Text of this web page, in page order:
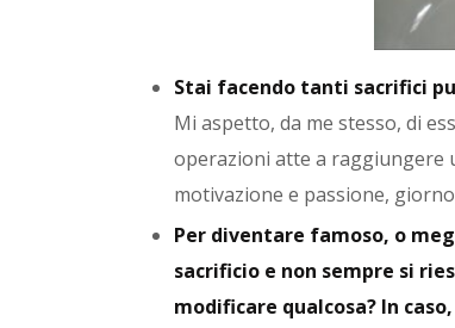
Stai facendo tanti sacrifici
Mi aspetto, da me stesso, di
operazioni atte a raggiungere
motivazione e passione,
Per diventare famoso, o
sacrificio e non sempre si
modificare qualcosa? In caso,